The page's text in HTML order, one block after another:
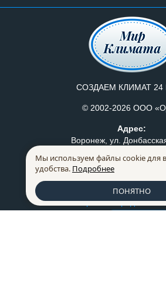
СОЗДАЕМ КЛИМАТ 24
© 2002-2026 ООО
Адрес:
Воронеж, ул.
Режим работы:
Пн-Пт: с 8:30 до
Правила продажи
Мы используем файлы cookie для
удобства. Подробнее
ПОНЯТНО